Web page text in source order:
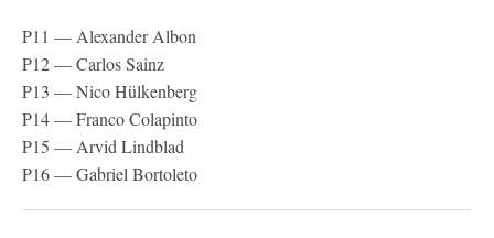
P11 — Alexander Albon
P12 — Carlos Sainz
P13 — Nico Hülkenberg
P14 — Franco Colapinto
P15 — Arvid Lindblad
P16 — Gabriel Bortoleto